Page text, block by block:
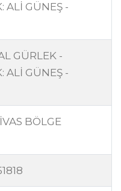
ALİ GÜNEŞ -
GÜRLEK -
ALİ GÜNEŞ -
BÖLGE